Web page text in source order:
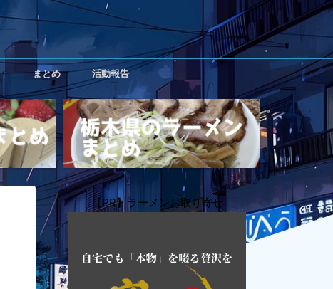
まとめ 活動報告
【PR】ラーメンお取り寄せ